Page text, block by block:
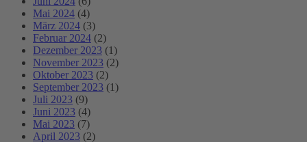
Mai 2024 (4)
März 2024 (3)
Februar 2024 (2)
Dezember 2023 (1)
November 2023 (2)
Oktober 2023 (2)
September 2023 (1)
Juli 2023 (9)
Juni 2023 (4)
Mai 2023 (7)
April 2023 (2)